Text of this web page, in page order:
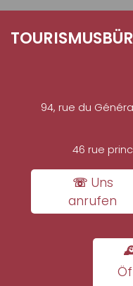
94, rue du
46 rue
☏ Uns
anrufen